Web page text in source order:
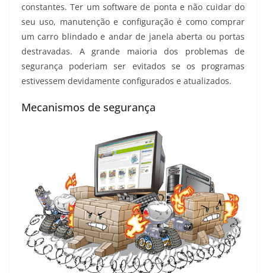
constantes. Ter um software de ponta e não cuidar do
seu uso, manutenção e configuração é como comprar
um carro blindado e andar de janela aberta ou portas
destravadas. A grande maioria dos problemas de
segurança poderiam ser evitados se os programas
estivessem devidamente configurados e atualizados.
Mecanismos de segurança